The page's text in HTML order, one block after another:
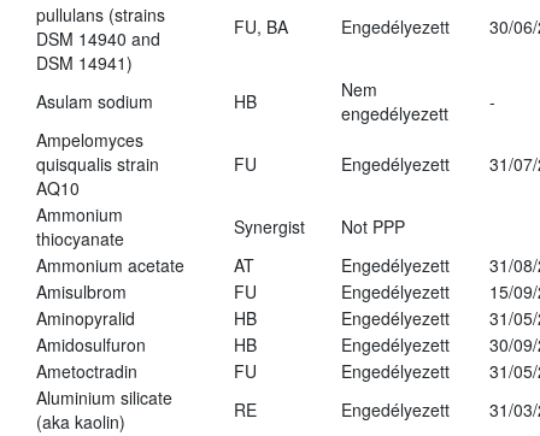
pullulans (strains
DSM 14940 and
DSM 14941)
FU, BA Engedélyezett 30/
Asulam sodium HB
Nem
engedélyezett
-
Ampelomyces
quisqualis strain
AQ10
FU Engedélyezett 31/
Ammonium
thiocyanate
Synergist
Not PPP
Ammonium acetate
AT Engedélyezett
31/
Amisulbrom
FU Engedélyezett
15/
Aminopyralid
HB Engedélyezett
31/
Amidosulfuron
HB Engedélyezett
30/
Ametoctradin
FU Engedélyezett
31/
Aluminium silicate
(aka kaolin)
RE Engedélyezett
31/